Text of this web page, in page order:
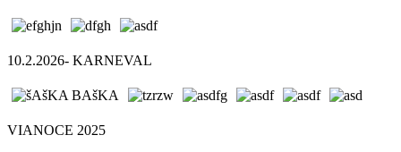
10.2.2026- KARNEVAL
VIANOCE 2025